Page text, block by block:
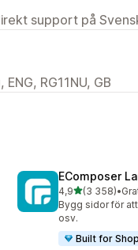
support på
RG11NU, GB
EComposer
4,9av 5 stjärnor
(3 358)
3358 •
Bygg sidor för
osv.
Built for